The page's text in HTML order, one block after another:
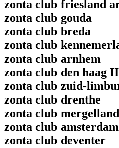
zonta club friesland
zonta club gouda
zonta club breda
zonta club
zonta club arnhem
zonta club den haag II
zonta club zuid-
zonta club drenthe
zonta club mergelland
zonta club amsterdam
zonta club deventer